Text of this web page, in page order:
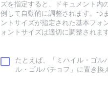
ズを指定すると、ドキュメント内
例して自動的に調整されます。つ
ントサイズが指定された基本フォ
ォントサイズは適切に調整されます
たとえば、「ミハイル・ゴル
ル・ゴルバチョフ」に置き換